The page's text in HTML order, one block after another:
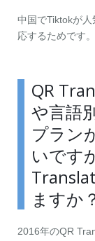
中国でTiktokが
応するためです
QR
や言語
プラン
いです
ますか
2016年のQR